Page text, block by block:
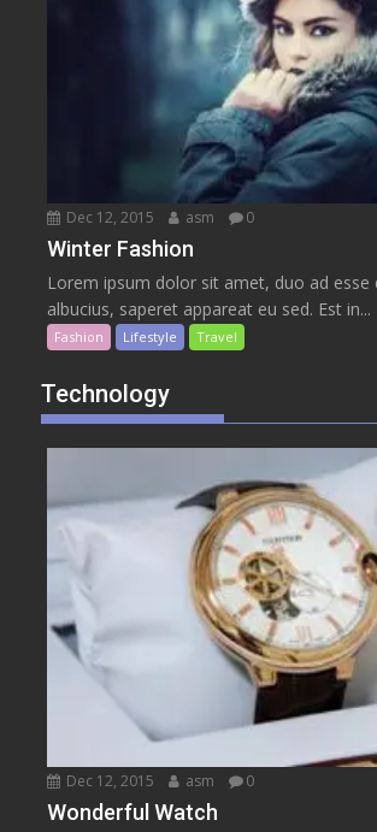
Dec 12, 2015 asm 0
Winter Fashion
Lorem ipsum dolor sit amet, duo ad esse
albucius, saperet appareat eu sed. Est in...
Fashion Lifestyle Travel
Technology
Dec 12, 2015 asm 0
Wonderful Watch